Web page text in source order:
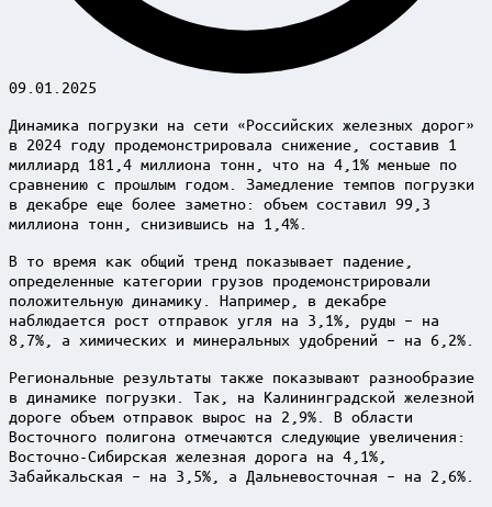
09.01.2025
Динамика погрузки на сети «Российских железных дорог»
в 2024 году продемонстрировала снижение, составив 1
миллиард 181,4 миллиона тонн, что на 4,1% меньше по
сравнению с прошлым годом. Замедление темпов погрузки
в декабре еще более заметно: объем составил 99,3
миллиона тонн, снизившись на 1,4%.
В то время как общий тренд показывает падение,
определенные категории грузов продемонстрировали
положительную динамику. Например, в декабре
наблюдается рост отправок угля на 3,1%, руды – на
8,7%, а химических и минеральных удобрений – на 6,2%.
Региональные результаты также показывают разнообразие
в динамике погрузки. Так, на Калининградской железной
дороге объем отправок вырос на 2,9%. В области
Восточного полигона отмечаются следующие увеличения:
Восточно-Сибирская железная дорога на 4,1%,
Забайкальская – на 3,5%, а Дальневосточная – на 2,6%.